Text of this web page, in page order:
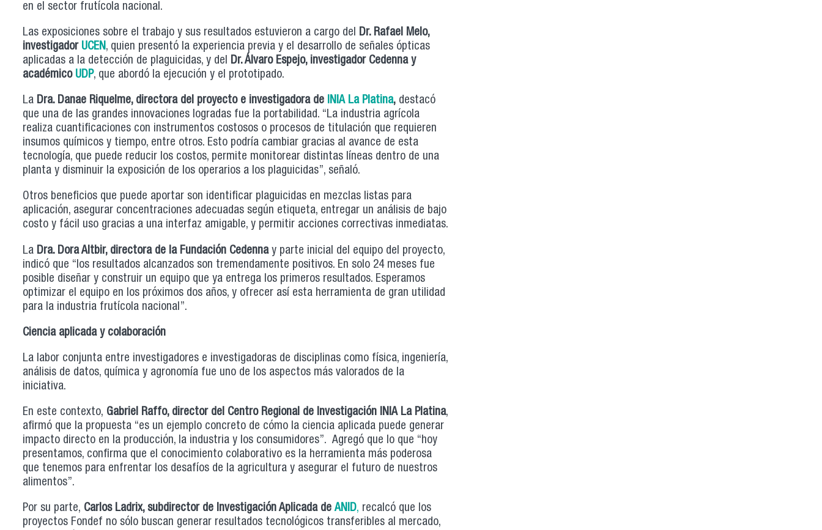
en el sector frutícola nacional.
Las exposiciones sobre el trabajo y sus resultados estuvieron a cargo del Dr. Rafael Melo,
investigador UCEN, quien presentó la experiencia previa y el desarrollo de señales ópticas
aplicadas a la detección de plaguicidas, y del Dr. Álvaro Espejo, investigador Cedenna y
académico UDP, que abordó la ejecución y el prototipado.
La Dra. Danae Riquelme, directora del proyecto e investigadora de INIA La Platina, destacó
que una de las grandes innovaciones logradas fue la portabilidad. “La industria agrícola
realiza cuantificaciones con instrumentos costosos o procesos de titulación que requieren
insumos químicos y tiempo, entre otros. Esto podría cambiar gracias al avance de esta
tecnología, que puede reducir los costos, permite monitorear distintas líneas dentro de una
planta y disminuir la exposición de los operarios a los plaguicidas”, señaló.
Otros beneficios que puede aportar son identificar plaguicidas en mezclas listas para
aplicación, asegurar concentraciones adecuadas según etiqueta, entregar un análisis de bajo
costo y fácil uso gracias a una interfaz amigable, y permitir acciones correctivas inmediatas.
La Dra. Dora Altbir, directora de la Fundación Cedenna y parte inicial del equipo del proyecto,
indicó que “los resultados alcanzados son tremendamente positivos. En solo 24 meses fue
posible diseñar y construir un equipo que ya entrega los primeros resultados. Esperamos
optimizar el equipo en los próximos dos años, y ofrecer así esta herramienta de gran utilidad
para la industria frutícola nacional”.
Ciencia aplicada y colaboración
La labor conjunta entre investigadores e investigadoras de disciplinas como física, ingeniería,
análisis de datos, química y agronomía fue uno de los aspectos más valorados de la
iniciativa.
En este contexto, Gabriel Raffo, director del Centro Regional de Investigación INIA La Platina,
afirmó que la propuesta “es un ejemplo concreto de cómo la ciencia aplicada puede generar
impacto directo en la producción, la industria y los consumidores”. Agregó que lo que “hoy
presentamos, confirma que el conocimiento colaborativo es la herramienta más poderosa
que tenemos para enfrentar los desafíos de la agricultura y asegurar el futuro de nuestros
alimentos”.
Por su parte, Carlos Ladrix, subdirector de Investigación Aplicada deANID, recalcó que los
proyectos Fondef no sólo buscan generar resultados tecnológicos transferibles al mercado,